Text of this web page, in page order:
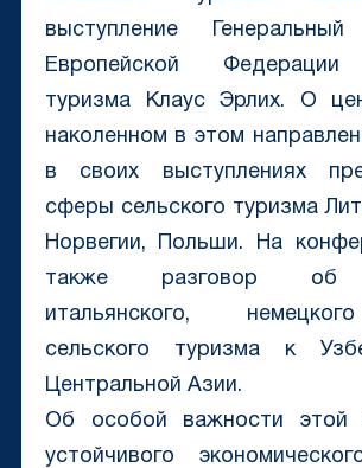
выступление Генеральный
Европейской Федерации
туризма Клаус Эрлих. О
наколенном в этом
в своих выступлениях
сферы сельского туризма
Норвегии, Польши. На
также разговор об
итальянского,
сельского туризма к
Центральной Азии.
Об особой важности этой
устойчивого